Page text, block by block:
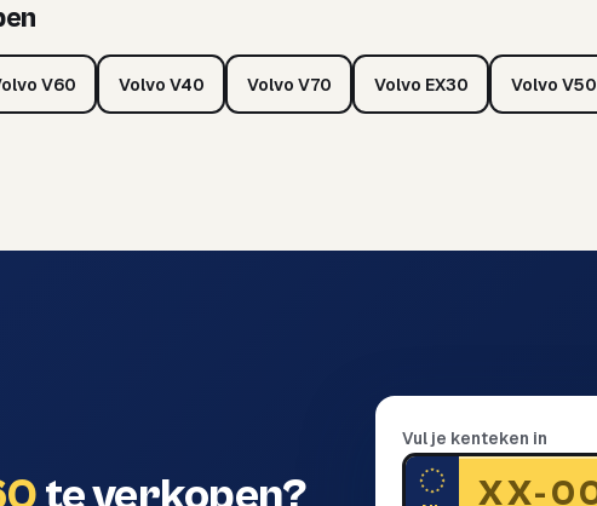
V60 Volvo V40 Volvo V70 Volvo EX30 Volvo V50
Vul je kenteken in